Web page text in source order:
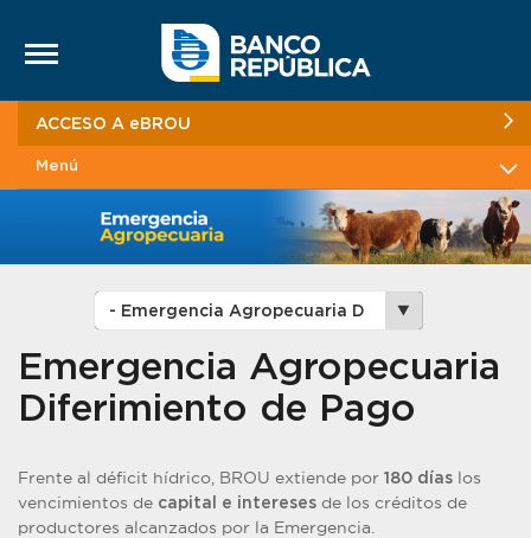
ACCESO A eBROU
Menú
Emergencia Agropecuaria
Diferimiento de Pago
Frente al déficit hídrico, BROU extiende por 180 días los
vencimientos de capital e intereses de los créditos de
productores alcanzados por la Emergencia.